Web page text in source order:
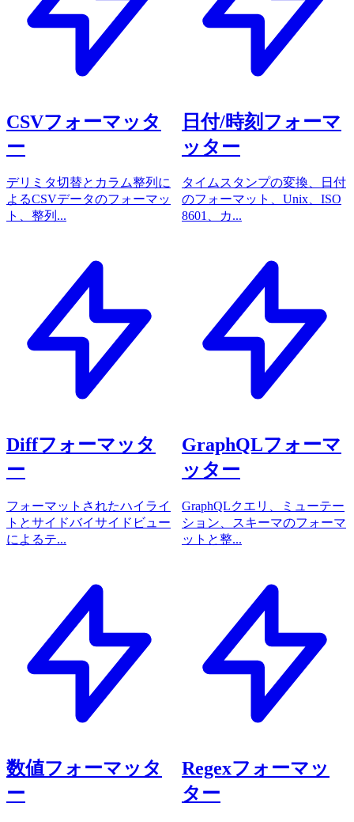
CSVフォーマッタ
ー
デリミタ切替とカラム整列に
よるCSVデータのフォーマッ
ト、整列...
日付/時刻フォーマ
ッター
タイムスタンプの変換、日付
のフォーマット、Unix、ISO
8601、カ...
Diffフォーマッタ
ー
フォーマットされたハイライ
トとサイドバイサイドビュー
によるテ...
GraphQLフォーマ
ッター
GraphQLクエリ、ミューテー
ション、スキーマのフォーマ
ットと整...
数値フォーマッタ
ー
Regexフォーマッ
ター